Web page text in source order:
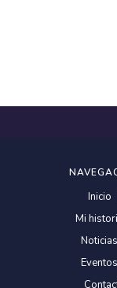
Inicio
Mi
Noticias
Eventos